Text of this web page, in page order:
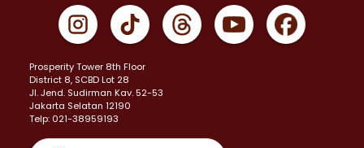
Prosperity Tower 8th Floor
District 8, SCBD Lot 28
JI. Jend. Sudirman Kav. 52-53
Jakarta Selatan 12190
Telp: 021-38959193